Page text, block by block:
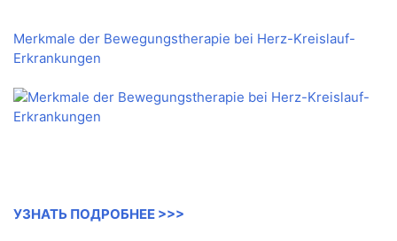
Merkmale der Bewegungstherapie bei Herz-Kreislauf-
Erkrankungen
УЗНАТЬ ПОДРОБНЕЕ >>>